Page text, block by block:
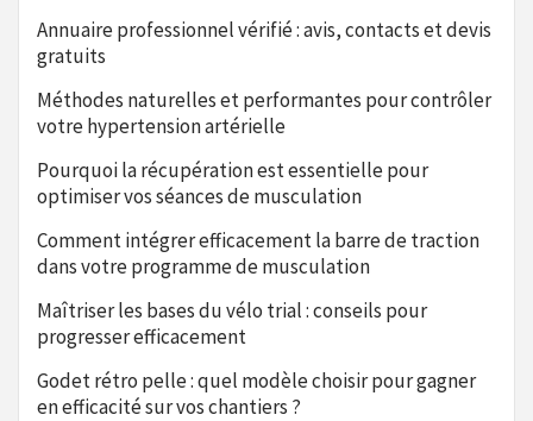
Annuaire professionnel vérifié : avis, contacts et devis
gratuits
Méthodes naturelles et performantes pour contrôler
votre hypertension artérielle
Pourquoi la récupération est essentielle pour
optimiser vos séances de musculation
Comment intégrer efficacement la barre de traction
dans votre programme de musculation
Maîtriser les bases du vélo trial : conseils pour
progresser efficacement
Godet rétro pelle : quel modèle choisir pour gagner
en efficacité sur vos chantiers ?